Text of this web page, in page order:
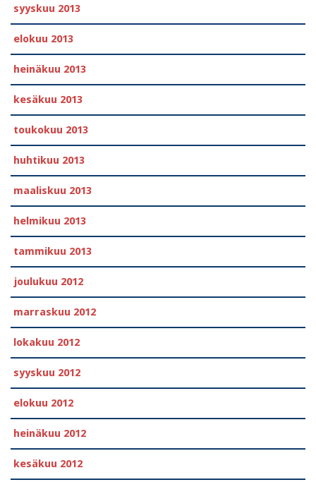
syyskuu 2013
elokuu 2013
heinäkuu 2013
kesäkuu 2013
toukokuu 2013
huhtikuu 2013
maaliskuu 2013
helmikuu 2013
tammikuu 2013
joulukuu 2012
marraskuu 2012
lokakuu 2012
syyskuu 2012
elokuu 2012
heinäkuu 2012
kesäkuu 2012